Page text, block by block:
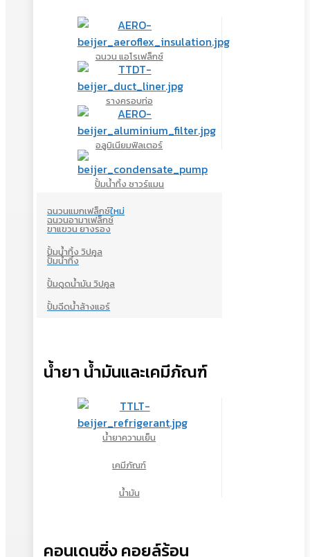
ฉนวน แอโรเฟล็กซ์
รางครอบท่อ
อลูมิเนียมฟิลเตอร์
ปั้มน้ำทิ้ง ซาวร์แมน
ฉนวนแมกเฟล็กซ์ใหม่
ฉนวนอามาเฟล็กซ์
ขาแขวน ยางรอง
ปั้มน้ำทิ้ง วิปคูล
ปั้มน้ำทิ้ง
ปั้มดูดน้ำมัน วิปคูล
ปั้มฉีดน้ำล้างแอร์
น้ำยา น้ำมันและเคมีภัณฑ์
น้ำยาความเย็น
เคมีภัณฑ์
น้ำมัน
คอนเดนซิ่ง คอยล์ร้อน